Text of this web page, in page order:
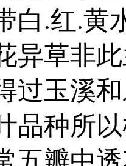
白.红.黄
异草非
过玉溪
品种所